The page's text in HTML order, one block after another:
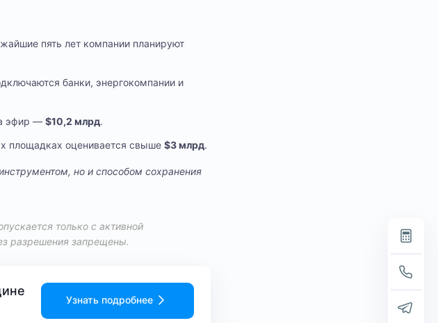
пять лет компании планируют
банки, энергокомпании и
эфир — $10,2 млрд.
площадках оценивается свыше $3 млрд.
но и способом сохранения
только с активной
разрешения запрещены.
Узнать подробнее